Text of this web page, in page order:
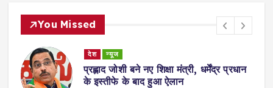
You Missed
देश न्यूज
प्रह्लाद जोशी बने नए शिक्षा मंत्री, धर्मेंद्र प्रधान
के इस्तीफे के बाद हुआ ऐलान